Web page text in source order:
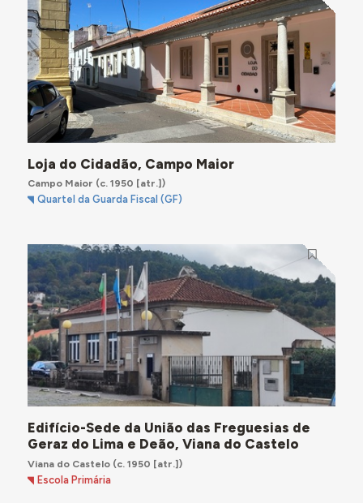
Loja do Cidadão, Campo Maior
Campo Maior (c. 1950 [atr.])
Quartel da Guarda Fiscal (GF)
Edifício-Sede da União das Freguesias de
Geraz do Lima e Deão, Viana do Castelo
Viana do Castelo(c. 1950 [atr.])
Escola Primária